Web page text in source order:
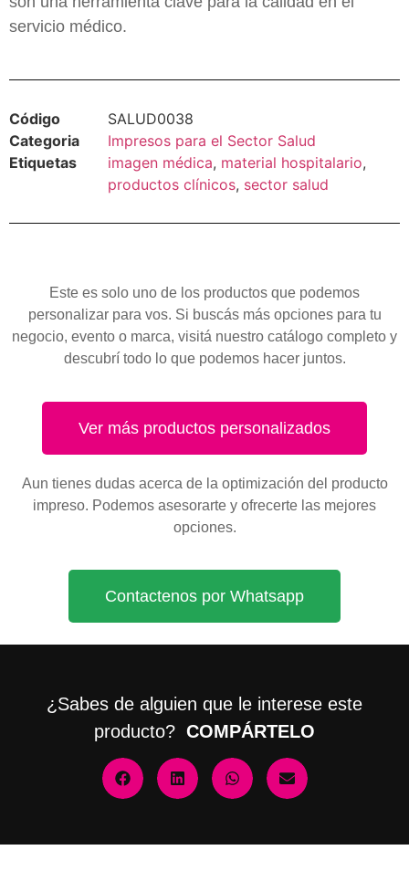
servicio médico.
Código
SALUD0038
Categoria
Impresos para el Sector Salud
Etiquetas
imagen médica, material hospitalario,
productos clínicos, sector salud
Aun tienes dudas acerca de la optimización del producto
impreso. Podemos asesorarte y ofrecerte las mejores
opciones.
Contactenos por Whatsapp
Este es solo uno de los productos que podemos
personalizar para vos. Si buscás más opciones para tu
negocio, evento o marca, visitá nuestro catálogo completo y
descubrí todo lo que podemos hacer juntos.
Ver más productos personalizados
¿Sabes de alguien que le interese este
producto? COMPÁRTELO